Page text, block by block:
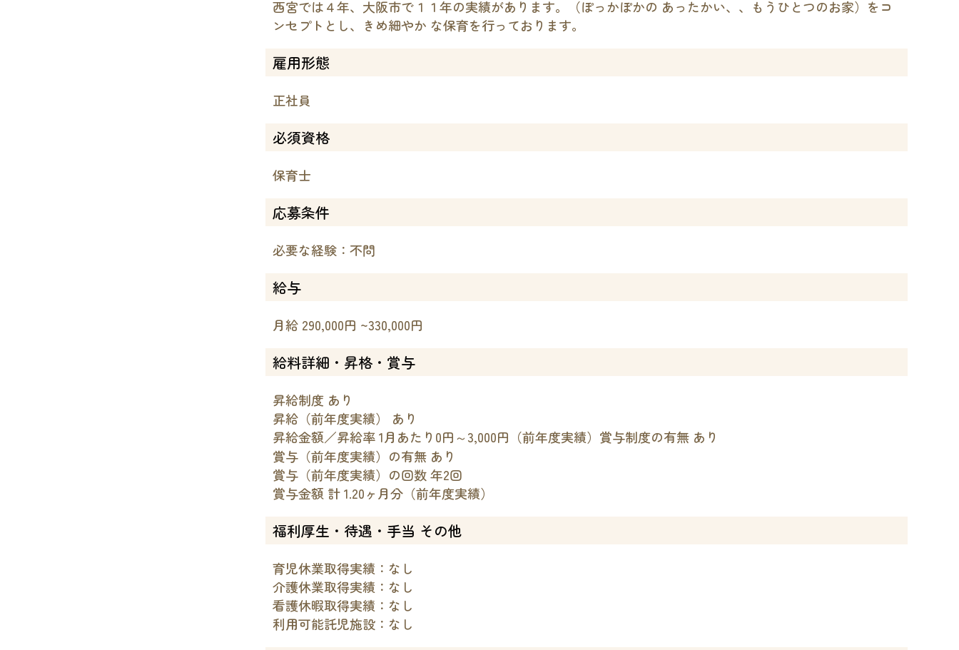
西宮では４年、大阪市で１１年の実績があります。（ぽっかぽかの あったかい、、もうひとつのお家）をコ
ンセプトとし、きめ細やか な保育を行っております。
雇用形態
正社員
必須資格
保育士
応募条件
必要な経験：不問
給与
月給 290,000円 ~330,000円
給料詳細・昇格・賞与
昇給制度 あり
昇給（前年度実績） あり
昇給金額／昇給率 1月あたり0円～3,000円（前年度実績）賞与制度の有無 あり
賞与（前年度実績）の有無 あり
賞与（前年度実績）の回数 年2回
賞与金額 計 1.20ヶ月分（前年度実績）
福利厚生・待遇・手当 その他
育児休業取得実績：なし
介護休業取得実績：なし
看護休暇取得実績：なし
利用可能託児施設：なし